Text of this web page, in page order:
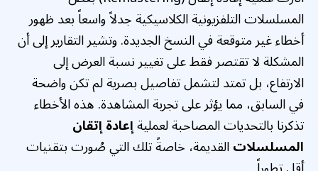
المسلسلات التلفزيونية الكلاسيكية جدلاً واسعاً بعد ظهور
أخطاء غير متوقعة في النسخ الجديدة. وتشير التقارير إلى أن
المشكلة لا تقتصر فقط على تغيير نسبة العرض إلى
الارتفاع، بل تمتد لتشمل تفاصيل بصرية لم تكن واضحة
في السابق، مما يؤثر على تجربة المشاهدة. هذه الأخطاء
تذكرنا بالتحديات المصاحبة لعمليةإعادة إتقان
المسلسلاتالقديمة، خاصةً تلك التي صُورت بتقنيات